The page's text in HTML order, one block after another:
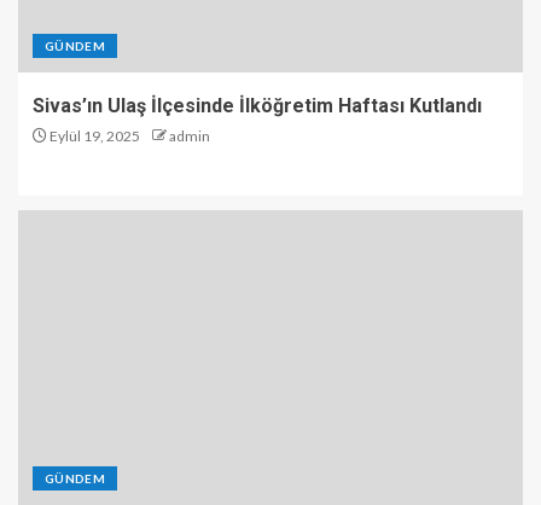
GÜNDEM
Sivas’ın Ulaş İlçesinde İlköğretim Haftası Kutlandı
Eylül 19, 2025 admin
GÜNDEM